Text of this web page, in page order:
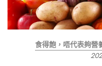
食得飽，唔代表夠營